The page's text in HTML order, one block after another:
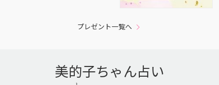
プレゼント一覧へ
美的子ちゃん占い